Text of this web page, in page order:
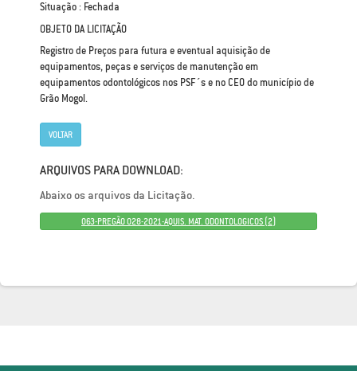
Situação : Fechada
OBJETO DA LICITAÇÃO
Registro de Preços para futura e eventual aquisição de
equipamentos, peças e serviços de manutenção em
equipamentos odontológicos nos PSF´s e no CEO do município de
Grão Mogol.
VOLTAR
ARQUIVOS PARA DOWNLOAD:
Abaixo os arquivos da Licitação.
063-PREGÃO 028-2021-AQUIS. MAT. ODONTOLOGICOS (2)